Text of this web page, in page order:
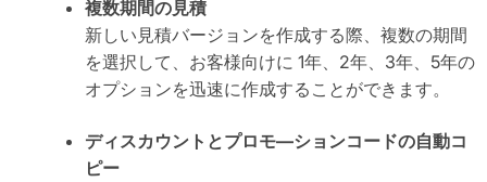
複数期間の見積
新しい見積バージョンを作成する際、複数の期間
を選択して、お客様向けに 1年、2年、3年、5年の
オプションを迅速に作成することができます。
ディスカウントとプロモ―ションコードの自動コ
ピー